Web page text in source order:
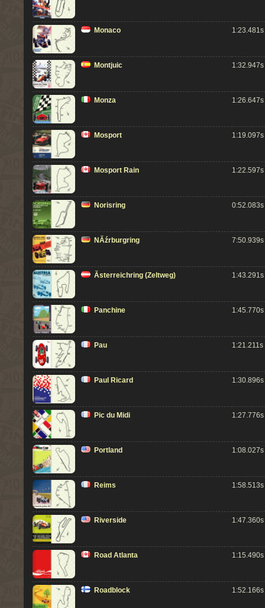
Monaco 1:23.481s
Montjuic 1:32.947s
Monza 1:26.647s
Mosport 1:19.097s
Mosport Rain 1:22.597s
Norisring 0:52.083s
NĂźrburgring 7:50.939s
Ăsterreichring (Zeltweg) 1:43.291s
Panchine 1:45.770s
Pau 1:21.211s
Paul Ricard 1:30.896s
Pic du Midi 1:27.776s
Portland 1:08.027s
Reims 1:58.513s
Riverside 1:47.360s
Road Atlanta 1:15.490s
Roadblock 1:52.166s